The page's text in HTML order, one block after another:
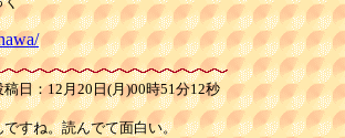
日：12月20日(月)00時51分12秒
すね。読んでて面白い。